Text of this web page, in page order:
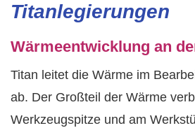
Titanlegierungen
Wärmeentwicklung an
Titan leitet die Wärme im
ab. Der Großteil der Wärme
Werkzeugspitze und am